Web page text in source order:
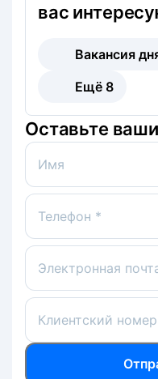
вас
Вакансия
Ещё 8
Оставьте
Имя
Телефон *
Электронная
Клиентский